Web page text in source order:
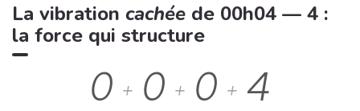
La vibration cachée de 00h04 — 4 :
la force qui structure
0 + 0 + 0 + 4